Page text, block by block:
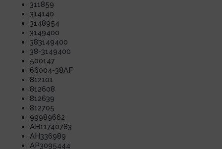
311859
314140
3148954
3149400
383149400
38-3149400
500147
66004-38AF
812101
812608
812639
812705
99989662
AH11740783
AH336989
AP3095444